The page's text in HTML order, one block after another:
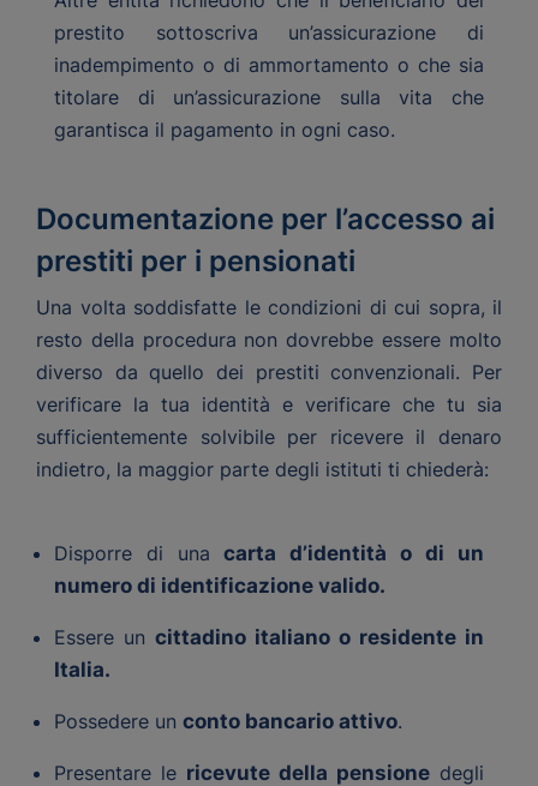
prestito sottoscriva un’assicurazione di
inadempimento o di ammortamento o che sia
titolare di un’assicurazione sulla vita che
garantisca il pagamento in ogni caso.
Documentazione per l’accesso ai
prestiti per i pensionati
Una volta soddisfatte le condizioni di cui sopra, il
resto della procedura non dovrebbe essere molto
diverso da quello dei prestiti convenzionali. Per
verificare la tua identità e verificare che tu sia
sufficientemente solvibile per ricevere il denaro
indietro, la maggior parte degli istituti ti chiederà:
Disporre di una carta d’identità o di un
numero di identificazione valido.
Essere un cittadino italiano o residente in
Italia.
Possedere un conto bancario attivo.
Presentare le ricevute della pensione degli